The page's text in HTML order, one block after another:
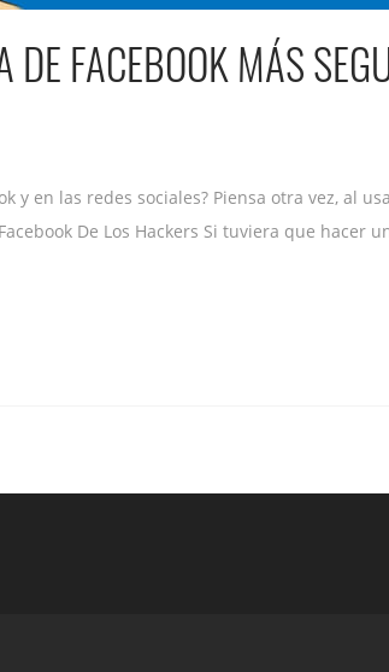
DE FACEBOOK MÁS
y en las redes sociales? Piensa otra vez, al
De Los Hackers Si tuviera que